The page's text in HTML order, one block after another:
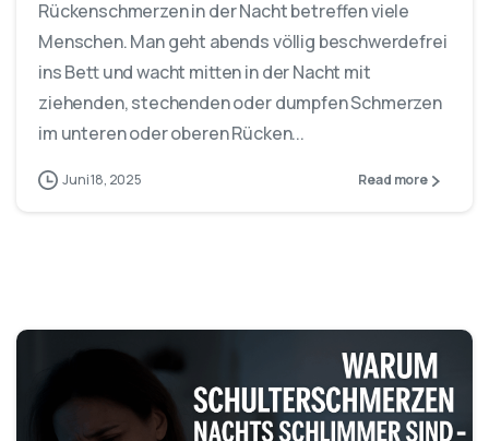
Rückenschmerzen in der Nacht betreffen viele
Menschen. Man geht abends völlig beschwerdefrei
ins Bett und wacht mitten in der Nacht mit
ziehenden, stechenden oder dumpfen Schmerzen
im unteren oder oberen Rücken...
Juni 18, 2025 Read more